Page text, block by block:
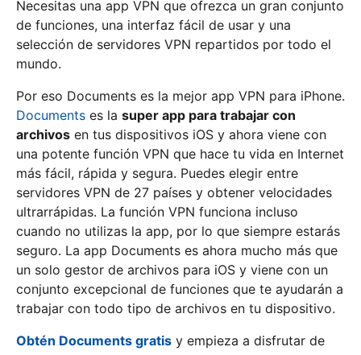
Necesitas una app VPN que ofrezca un gran conjunto
de funciones, una interfaz fácil de usar y una
selección de servidores VPN repartidos por todo el
mundo.
Por eso Documents es la mejor app VPN para iPhone.
Documents es la super app para trabajar con
archivos en tus dispositivos iOS y ahora viene con
una potente función VPN que hace tu vida en Internet
más fácil, rápida y segura. Puedes elegir entre
servidores VPN de 27 países y obtener velocidades
ultrarrápidas. La función VPN funciona incluso
cuando no utilizas la app, por lo que siempre estarás
seguro. La app Documents es ahora mucho más que
un solo gestor de archivos para iOS y viene con un
conjunto excepcional de funciones que te ayudarán a
trabajar con todo tipo de archivos en tu dispositivo.
Obtén Documents gratis y empieza a disfrutar de